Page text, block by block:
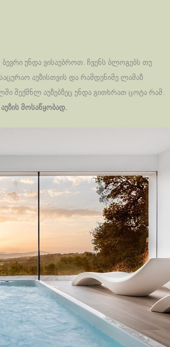
უნდა ვისაუბროთ. ჩვენს ბლოგებს თუ
აუზისთვის და რამდენიმე ლამაზ
შექმნლ აუზებზეც უნდა გითხრათ ცოტა რამ.
მოსაწყობად.